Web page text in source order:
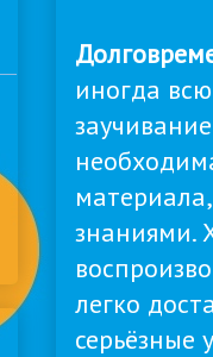
иногда
знаниями.
легко
серьёзные